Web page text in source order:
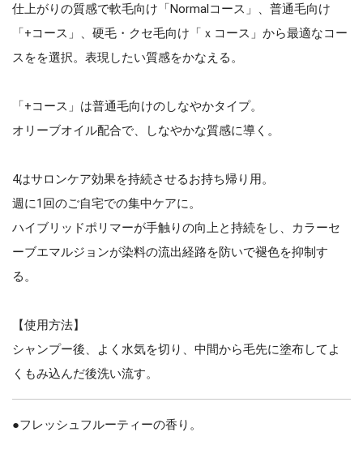
仕上がりの質感で軟毛向け「Normalコース」、普通毛向け
「+コース」、硬毛・クセ毛向け「ｘコース」から最適なコー
スをを選択。表現したい質感をかなえる。
「+コース」は普通毛向けのしなやかタイプ。
オリーブオイル配合で、しなやかな質感に導く。
4はサロンケア効果を持続させるお持ち帰り用。
週に1回のご自宅での集中ケアに。
ハイブリッドポリマーが手触りの向上と持続をし、カラーセ
ーブエマルジョンが染料の流出経路を防いで褪色を抑制す
る。
【使用方法】
シャンプー後、よく水気を切り、中間から毛先に塗布してよ
くもみ込んだ後洗い流す。
●フレッシュフルーティーの香り。